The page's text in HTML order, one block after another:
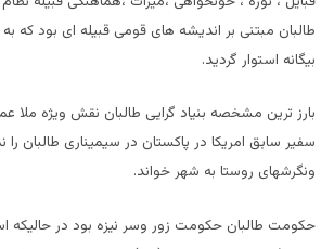
طالبان مبتنی بر اندیشه های قومی قبیله ای بود که
بیگانه استوار گردید.
بارز ترین مشخصه بنیاد گرایی طالبان نقش ویژه ملا
سفیر سابق امریکا در پاکستان در سیمیناری طالبان را
ونگرشهای روستا به شهر خواند.
حکومت طالبان حکومت زور وسر نیزه بود در حالیکه